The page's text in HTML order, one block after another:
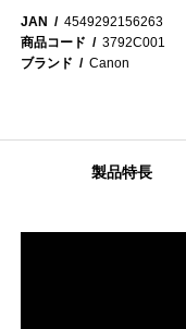
JAN
4549292156263
商品コード
3792C001
ブランド
Canon
製品特長